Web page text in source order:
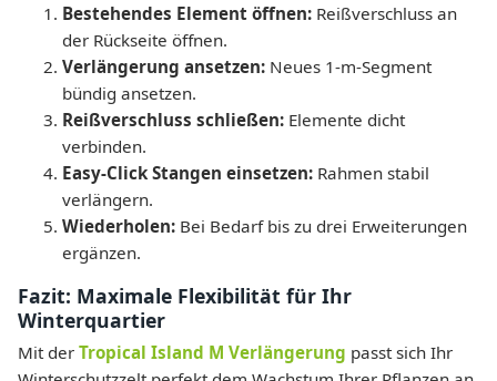
Bestehendes Element öffnen: Reißverschluss an
der Rückseite öffnen.
Verlängerung ansetzen: Neues 1-m-Segment
bündig ansetzen.
Reißverschluss schließen: Elemente dicht
verbinden.
Easy-Click Stangen einsetzen: Rahmen stabil
verlängern.
Wiederholen: Bei Bedarf bis zu drei Erweiterungen
ergänzen.
Fazit: Maximale Flexibilität für Ihr
Winterquartier
Mit der Tropical Island M Verlängerung passt sich Ihr